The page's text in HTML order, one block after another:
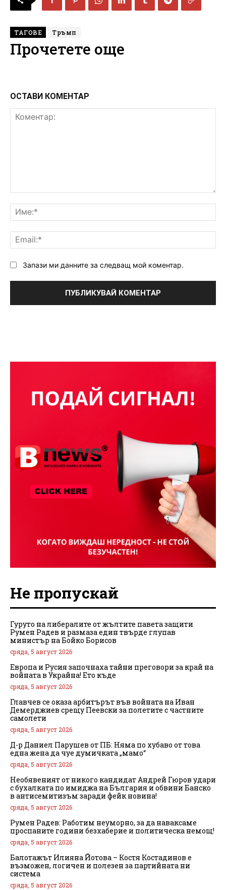
ТАГОВЕ Тръмп
Прочетете още
ОСТАВИ КОМЕНТАР
Запази ми данните за следващ мой коментар.
Не пропускай
Гуруто на либералите от жълтите павета защити
Румен Радев и размаза един твърде глупав
министър на Бойко Борисов
сряда, 5 август 2026
Европа и Русия започнаха тайни преговори за край на
войната в Украйна! Ето къде
сряда, 5 август 2026
Главчев се оказа арбитърът във войната на Иван
Демерджиев срещу Пеевски за полетите с частните
самолети
сряда, 5 август 2026
Д-р Даниел Парушев от ПБ: Няма по хубаво от това
една жена да чуе думичката „мамо“
сряда, 5 август 2026
Необявеният от никого кандидат Андрей Гюров удари
с бухалката по имиджа на България и обвини Банско
в антисемитизъм заради фейк новина!
сряда, 5 август 2026
Румен Радев: Работим неуморно, за да наваксаме
проспаните години безхаберие и политическа немощ!
сряда, 5 август 2026
Балотажът Илияна Йотова – Костя Костадинов е
възможен, логичен и полезен за партийната ни
система
сряда, 5 август 2026